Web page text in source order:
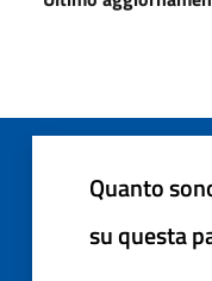
Quanto
su questa